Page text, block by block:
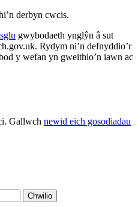
derbyn cwcis.
gwybodaeth ynglŷn â sut
Rydym ni’n defnyddio’r
y wefan yn gweithio’n iawn ac
Gallwch newid eich gosodiadau
Chwilio